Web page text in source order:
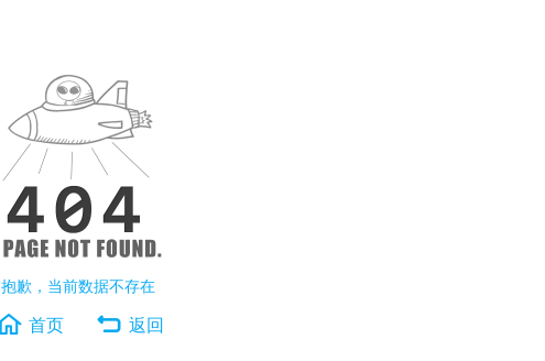
抱歉，当前数据不存在
首页 返回